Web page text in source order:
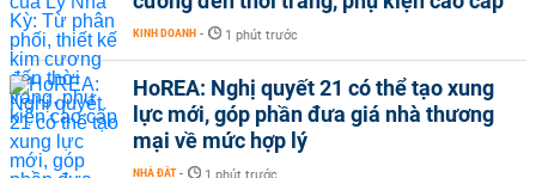
KINH DOANH - 1 phút trước
HoREA: Nghị quyết 21 có thể tạo xung
lực mới, góp phần đưa giá nhà thương
mại về mức hợp lý
NHÀ ĐẤT -